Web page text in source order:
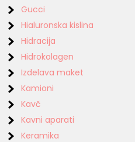
Gucci
Hialuronska kislina
Hidracija
Hidrokolagen
Izdelava maket
Kamioni
Kavč
Kavni aparati
Keramika